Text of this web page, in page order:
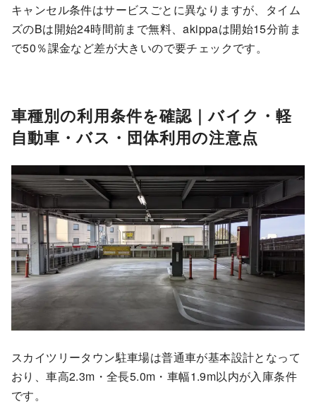
キャンセル条件はサービスごとに異なりますが、タイム
ズのBは開始24時間前まで無料、akippaは開始15分前ま
で50％課金など差が大きいので要チェックです。
車種別の利用条件を確認｜バイク・軽
自動車・バス・団体利用の注意点
スカイツリータウン駐車場は普通車が基本設計となって
おり、車高2.3m・全長5.0m・車幅1.9m以内が入庫条件
です。